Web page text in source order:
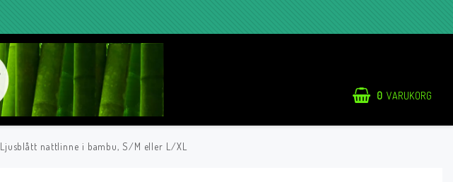
0 VARUKORG
Ljusblått nattlinne i bambu, S/M eller L/XL